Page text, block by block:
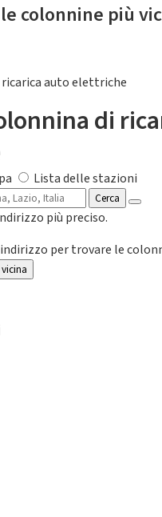
colonnine più
auto elettriche
di
Lista delle stazioni
Cerca
più preciso.
per trovare le